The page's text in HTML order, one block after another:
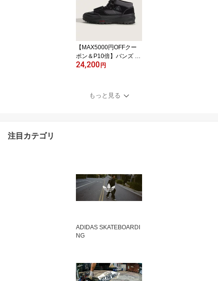
ウン 茶色 レザー ローカ
ット スケートボード ADI
DAS SB
【MAX5000円OFFクー
ポン＆P10倍】バンズ マ
ウンテンミッド VANS M
ヴァンズ ゴアテックス
スニーカー メンズ ミッ
24,200円
もっと見る
注目カテゴリ
ADIDAS SKATEBOARDI
NG